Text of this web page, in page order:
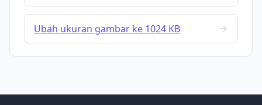
Ubah ukuran gambar ke 1024 KB